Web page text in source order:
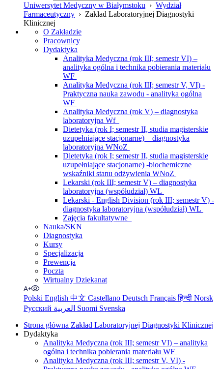
Uniwersytet Medyczny w Białymstoku › Wydział
Farmaceutyczny › Zakład Laboratoryjnej Diagnostyki
Klinicznej
O Zakładzie
Pracownicy
Dydaktyka
Analityka Medyczna (rok III; semestr VI) –
analityka ogólna i technika pobierania materiału
WF
Analityka Medyczna (rok III; semestr V, VI) -
Praktyczna nauka zawodu - analityka ogólna
WF
Analityka Medyczna (rok V) – diagnostyka
laboratoryjna Wf
Dietetyka (rok I; semestr II, studia magisterskie
uzupełniające stacjonarne) – diagnostyka
laboratoryjna WNoZ
Dietetyka (rok I; semestr II, studia magisterskie
uzupełniające stacjonarne) -biochemiczne
wskaźniki stanu odżywienia WNoZ
Lekarski (rok III; semestr V) – diagnostyka
laboratoryjna (współudział) WL
Lekarski - English Division (rok III; semestr V) -
diagnostyka laboratoryjna (współudział) WL
Zajęcia fakultatywne
Nauka/SKN
Diagnostyka
Kursy
Specjalizacja
Prewencja
Poczta
Wirtualny Dziekanat
Polski English 中文 Castellano Deutsch Françaisहिन्दी Norsk
Русский
Suomi Svenska
Strona główna Zakład Laboratoryjnej Diagnostyki Klinicznej
Dydaktyka
Analityka Medyczna (rok III; semestr VI) – analityka
ogólna i technika pobierania materiału WF
Analityka Medyczna (rok III; semestr V, VI) -